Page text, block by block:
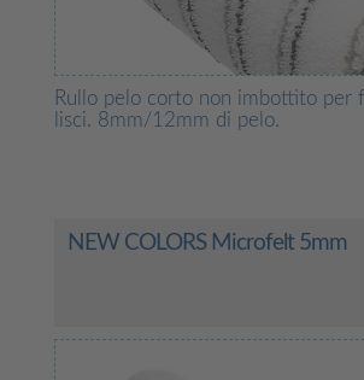
Rullo pelo corto non imbottito per
lisci. 8mm/12mm di pelo.
NEW COLORS Microfelt 5mm